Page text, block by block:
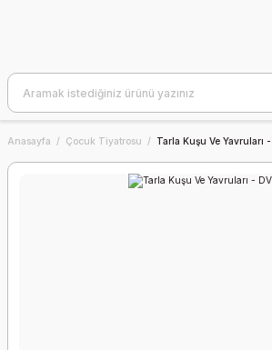
Anasayfa Çocuk Tiyatrosu Tarla Kuşu Ve Yavruları